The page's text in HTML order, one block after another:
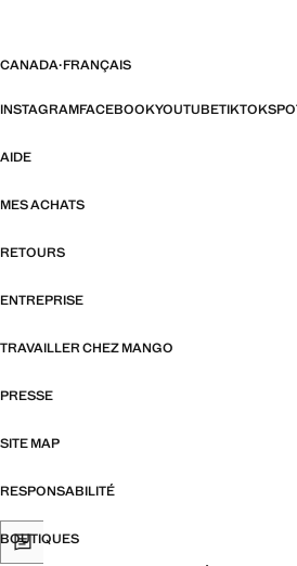
CANADA·FRANÇAIS
INSTAGRAMFACEBOOKYOUTUBETIKTOK
AIDE
MES ACHATS
RETOURS
ENTREPRISE
TRAVAILLER CHEZ MANGO
PRESSE
SITE MAP
RESPONSABILITÉ
BOUTIQUES